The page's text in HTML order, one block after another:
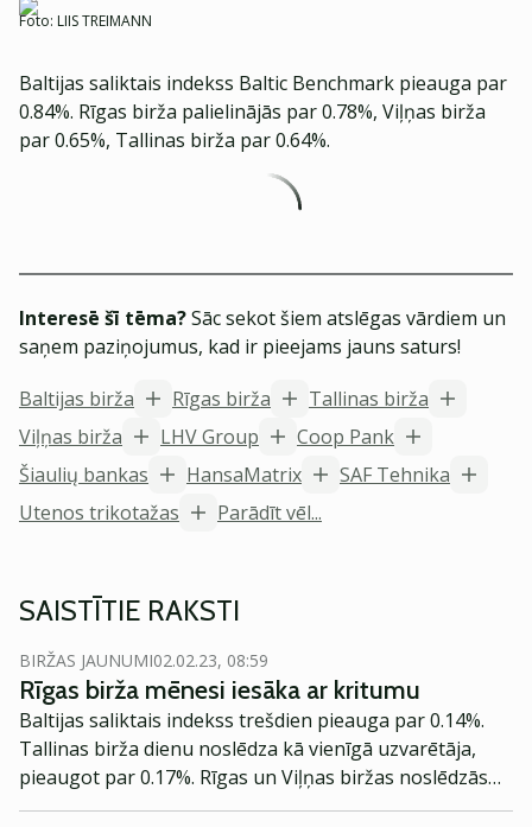
Foto: LIIS TREIMANN
Baltijas saliktais indekss Baltic Benchmark pieauga par
0.84%. Rīgas birža palielinājās par 0.78%, Viļņas birža
par 0.65%, Tallinas birža par 0.64%.
Interesē šī tēma?Sāc sekot šiem atslēgas vārdiem un
saņem paziņojumus, kad ir pieejams jauns saturs!
Baltijas birža
Rīgas birža
Tallinas birža
Viļņas birža
LHV Group
Coop Pank
Šiaulių bankas
HansaMatrix
SAF Tehnika
Utenos trikotažas
Parādīt vēl...
SAISTĪTIE RAKSTI
BIRŽAS JAUNUMI02.02.23, 08:59
Rīgas birža mēnesi iesāka ar kritumu
Baltijas saliktais indekss trešdien pieauga par 0.14%.
Tallinas birža dienu noslēdza kā vienīgā uzvarētāja,
pieaugot par 0.17%. Rīgas un Viļņas biržas noslēdzās
mīnusā - par 0.33% un 0.14%.